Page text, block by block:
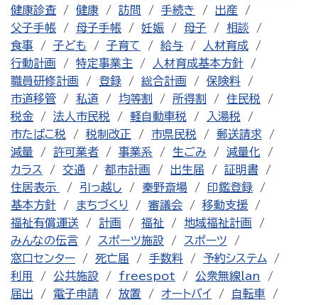
健康診査
健康 訪問 手続き
出産
父子手帳
母子手帳 妊娠 母子
相談
食事
子ども 子育て 給与
人材育成
行動計画
特定事業主
人材育成基本方針
職員研修計画
登録 総合計画
保険料
市道移管
私道 均等割 所得割
住民税
税金
法人市民税 軽自動車税
入湯税
市たばこ税
税制改正 市県民税
郵送請求
減量
許可業者 事業系 生ごみ
減量化
カラス
交通 都市計画 出生届
証明書
住居表示
引っ越し 秦野斎場
印鑑登録
基本方針
まちづくり 審議会
移動支援
福祉有償運送
計画 福祉
地域福祉計画
みんなの伝言
スポーツ施設
スポーツ
窓口センター
死亡届 手数料
予約システム
利用
公共施設 freespot
公衆無線lan
届出
電子申請 放置 オートバイ
自転車